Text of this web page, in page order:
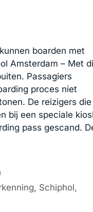
boarden met
Amsterdam – Met
Passagiers
proces niet
De reizigers die
bij een speciale
pass gescand.
, Schiphol,